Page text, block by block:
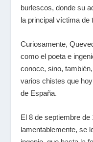
burlescos, donde su
la principal víctima de
Curiosamente,
como el poeta e
conoce, sino,
varios chistes que
de España.
El 8 de septiembre de
lamentablemente, se